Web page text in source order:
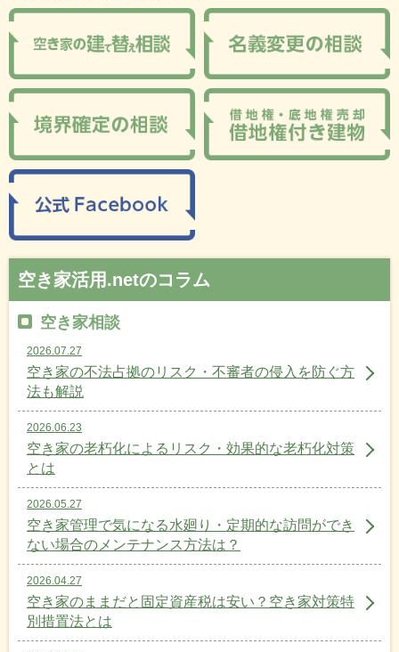
空き家活用.netのコラム
空き家相談
2026.07.27
空き家の不法占拠のリスク・不審者の侵入を防ぐ方
法も解説
2026.06.23
空き家の老朽化によるリスク・効果的な老朽化対策
とは
2026.05.27
空き家管理で気になる水廻り・定期的な訪問ができ
ない場合のメンテナンス方法は？
2026.04.27
空き家のままだと固定資産税は安い？空き家対策特
別措置法とは